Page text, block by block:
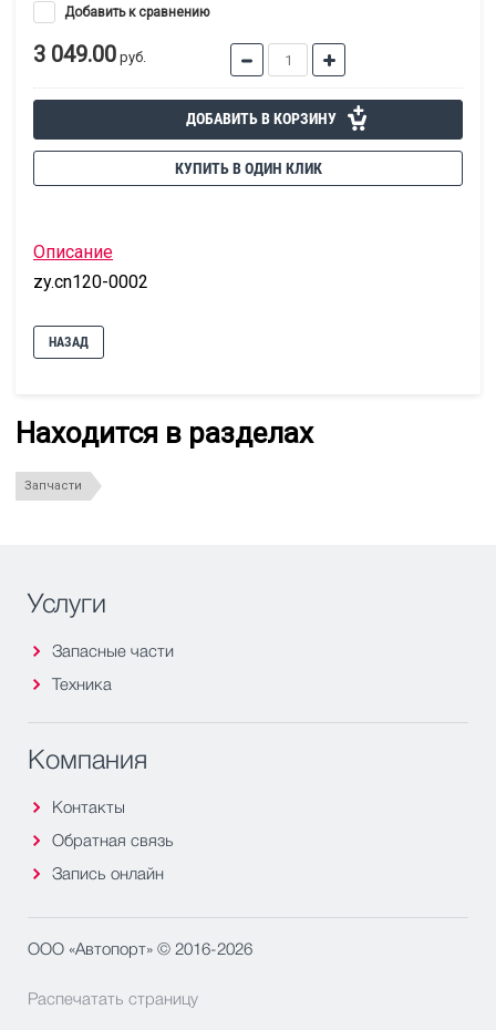
Добавить к сравнению
3 049.00 руб.
ДОБАВИТЬ В КОРЗИНУ
КУПИТЬ В ОДИН КЛИК
Описание
zy.cn120-0002
НАЗАД
Находится в разделах
Запчасти
Услуги
Запасные части
Техника
Компания
Контакты
Обратная связь
Запись онлайн
ООО «Автопорт» © 2016-2026
Распечатать страницу